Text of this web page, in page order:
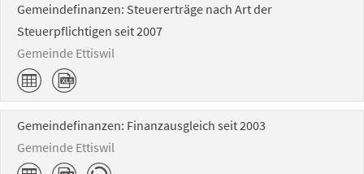
Gemeindefinanzen: Steuererträge nach Art der
Steuerpflichtigen seit 2007
Gemeinde Ettiswil
Gemeindefinanzen: Finanzausgleich seit 2003
Gemeinde Ettiswil